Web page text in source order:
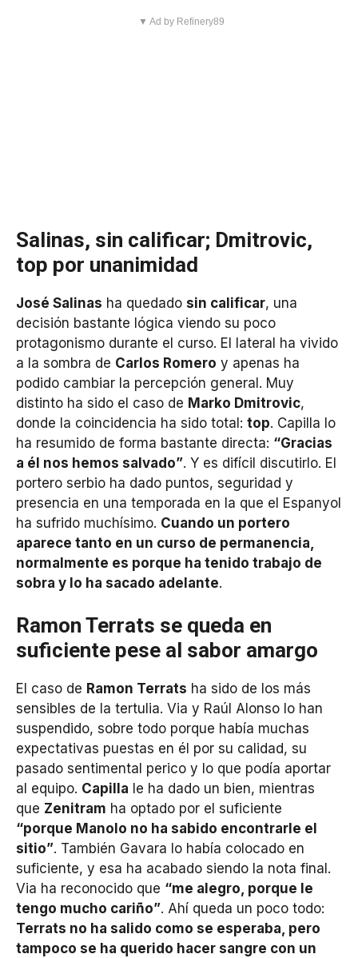
▼ Ad by Refinery89
Salinas, sin calificar; Dmitrovic,
top por unanimidad
José Salinas ha quedado sin calificar, una
decisión bastante lógica viendo su poco
protagonismo durante el curso. El lateral ha vivido
a la sombra de Carlos Romero y apenas ha
podido cambiar la percepción general. Muy
distinto ha sido el caso de Marko Dmitrovic,
donde la coincidencia ha sido total: top. Capilla lo
ha resumido de forma bastante directa: “Gracias
a él nos hemos salvado”. Y es difícil discutirlo. El
portero serbio ha dado puntos, seguridad y
presencia en una temporada en la que el Espanyol
ha sufrido muchísimo. Cuando un portero
aparece tanto en un curso de permanencia,
normalmente es porque ha tenido trabajo de
sobra y lo ha sacado adelante.
Ramon Terrats se queda en
suficiente pese al sabor amargo
El caso de Ramon Terrats ha sido de los más
sensibles de la tertulia. Via y Raúl Alonso lo han
suspendido, sobre todo porque había muchas
expectativas puestas en él por su calidad, su
pasado sentimental perico y lo que podía aportar
al equipo. Capilla le ha dado un bien, mientras
que Zenitram ha optado por el suficiente
“porque Manolo no ha sabido encontrarle el
sitio”. También Gavara lo había colocado en
suficiente, y esa ha acabado siendo la nota final.
Via ha reconocido que “me alegro, porque le
tengo mucho cariño”. Ahí queda un poco todo:
Terrats no ha salido como se esperaba, pero
tampoco se ha querido hacer sangre con un